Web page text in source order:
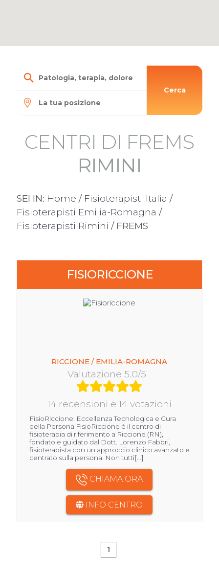
Cerca
CENTRI DI FREMS
RIMINI
SEI IN: Home / Fisioterapisti Italia /
Fisioterapisti Emilia-Romagna /
Fisioterapisti Rimini / FREMS
FISIORICCIONE
RICCIONE / EMILIA-ROMAGNA
Valutazione 5.0/5
14 recensioni e 14 votazioni
FisioRiccione: Eccellenza Tecnologica e Cura
della Persona FisioRiccione è il centro di
fisioterapia di riferimento a Riccione (RN),
fondato e guidato dal Dott. Lorenzo Fabbri,
fisioterapista con un approccio clinico avanzato e
centrato sulla persona. Non tutti[...]
CHIAMA ORA
INFO CENTRO
1